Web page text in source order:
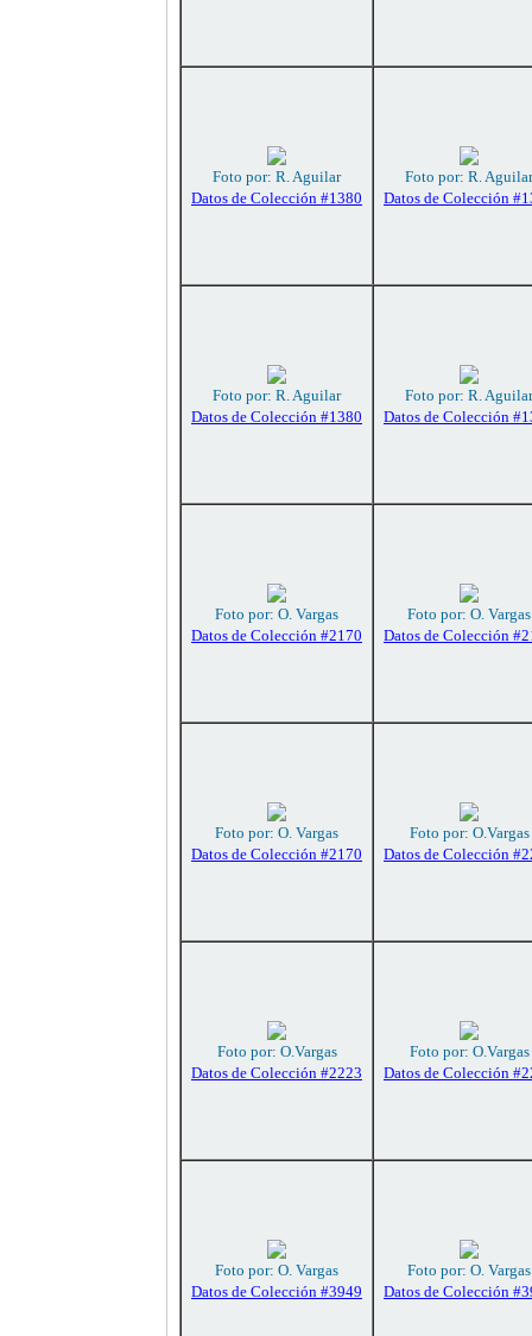
Foto por: R. Aguilar
Datos de Colección #1380
Foto por: R. Aguilar
Datos de Colección
Foto por: R. Aguilar
Datos de Colección #1380
Foto por: R. Aguilar
Datos de Colección
Foto por: O. Vargas
Datos de Colección #2170
Foto por: O. Vargas
Datos de Colección
Foto por: O. Vargas
Datos de Colección #2170
Foto por: O.Vargas
Datos de Colección
Foto por: O.Vargas
Datos de Colección #2223
Foto por: O.Vargas
Datos de Colección
Foto por: O. Vargas
Datos de Colección #3949
Foto por: O. Vargas
Datos de Colección